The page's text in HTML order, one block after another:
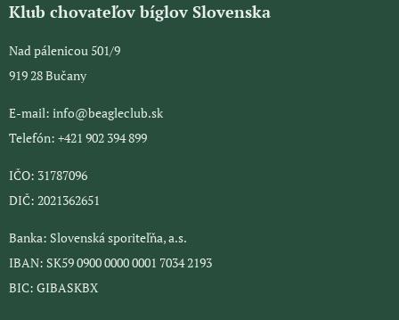
Klub chovateľov bíglov Slovenska
Nad pálenicou 501/9
919 28 Bučany
E-mail: info@beagleclub.sk
Telefón: +421 902 394 899
IČO: 31787096
DIČ: 2021362651
Banka: Slovenská sporiteľňa, a.s.
IBAN: SK59 0900 0000 0001 7034 2193
BIC: GIBASKBX